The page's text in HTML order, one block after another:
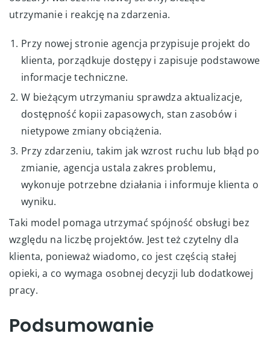
utrzymanie i reakcję na zdarzenia.
Przy nowej stronie agencja przypisuje projekt do
klienta, porządkuje dostępy i zapisuje podstawowe
informacje techniczne.
W bieżącym utrzymaniu sprawdza aktualizacje,
dostępność kopii zapasowych, stan zasobów i
nietypowe zmiany obciążenia.
Przy zdarzeniu, takim jak wzrost ruchu lub błąd po
zmianie, agencja ustala zakres problemu,
wykonuje potrzebne działania i informuje klienta o
wyniku.
Taki model pomaga utrzymać spójność obsługi bez
względu na liczbę projektów. Jest też czytelny dla
klienta, ponieważ wiadomo, co jest częścią stałej
opieki, a co wymaga osobnej decyzji lub dodatkowej
pracy.
Podsumowanie